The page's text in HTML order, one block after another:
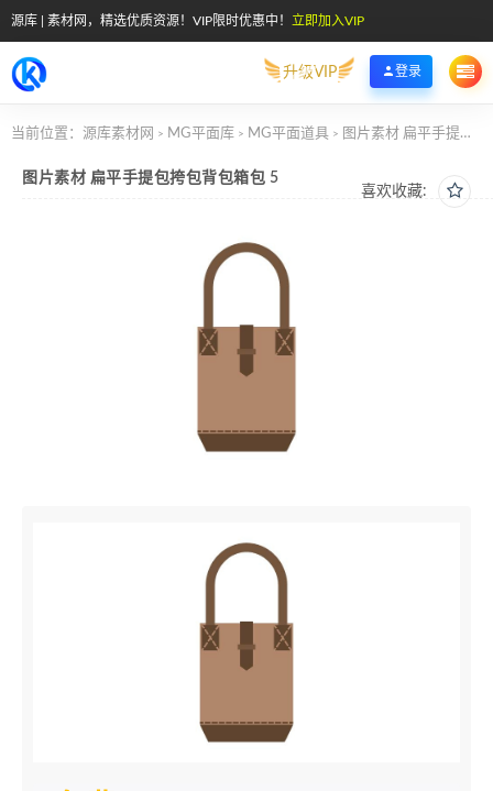
源库 | 素材网，精选优质资源！VIP限时优惠中！ 立即加入VIP
升级VIP 登录
当前位置： 源库素材网 > MG平面库 > MG平面道具 > 图片素材 扁平手提包挎包背包箱包 5
喜欢收藏:
图片素材 扁平手提包挎包背包箱包 5